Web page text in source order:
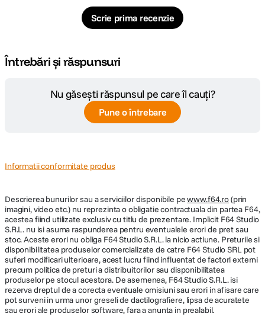
Scrie prima recenzie
Întrebări și răspunsuri
Nu găsești răspunsul pe care îl cauți?
Pune o întrebare
Informatii conformitate produs
Descrierea bunurilor sau a serviciilor disponibile pewww.f64.ro(prin
imagini, video etc.) nu reprezinta o obligatie contractuala din partea F64,
acestea fiind utilizate exclusiv cu titlu de prezentare. Implicit F64 Studio
S.R.L. nu isi asuma raspunderea pentru eventualele erori de pret sau
stoc. Aceste erori nu obliga F64 Studio S.R.L. la nicio actiune. Preturile si
disponibilitatea produselor comercializate de catre F64 Studio SRL pot
suferi modificari ulterioare, acest lucru fiind influentat de factori externi
precum politica de preturi a distribuitorilor sau disponibilitatea
produselor pe stocul acestora. De asemenea, F64 Studio S.R.L. isi
rezerva dreptul de a corecta eventuale omisiuni sau erori in afisare care
pot surveni in urma unor greseli de dactilografiere, lipsa de acuratete
sau erori ale produselor software, fara a anunta in prealabil.